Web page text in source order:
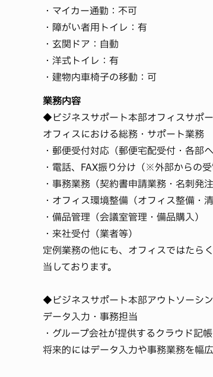
・マイカー通勤：不可
・障がい者用トイレ：有
・玄関ドア：自動
・洋式トイレ：有
・建物内車椅子の移動：可
業務内容
◆ビジネスサポート本部オフィスサポ
オフィスにおける総務・サポート業務
・郵便受付対応（郵便宅配受付・各部
・電話、FAX振り分け（※外部からの
・事務業務（契約書申請業務・名刺発注
・オフィス環境整備（オフィス整備・清
・備品管理（会議室管理・備品購入）
・来社受付（業者等）
定例業務の他にも、オフィスではたら
当しております。
◆ビジネスサポート本部アウトソーシ
データ入力・事務担当
・グループ会社が提供するクラウド記
将来的にはデータ入力や事務業務を幅